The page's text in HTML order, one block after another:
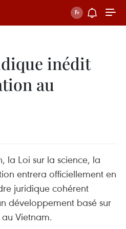
inédit
au
la Loi sur la science, la
entrera officiellement en
juridique cohérent
développement basé sur
Vietnam.